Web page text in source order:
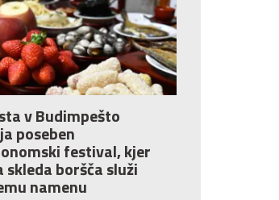
v Budimpešto
poseben
festival, kjer
skleda boršča služi
namenu